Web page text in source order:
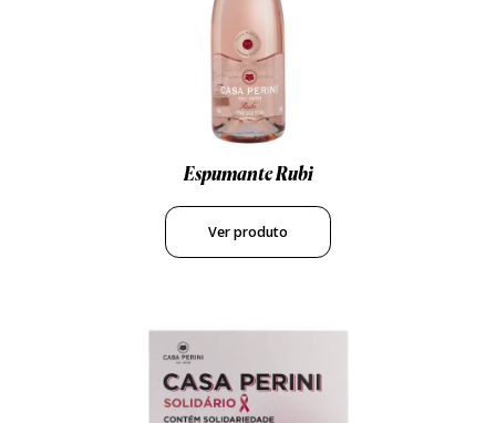
Espumante Rubi
Ver produto